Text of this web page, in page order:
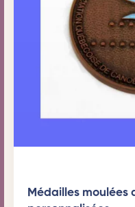
Médailles moulées